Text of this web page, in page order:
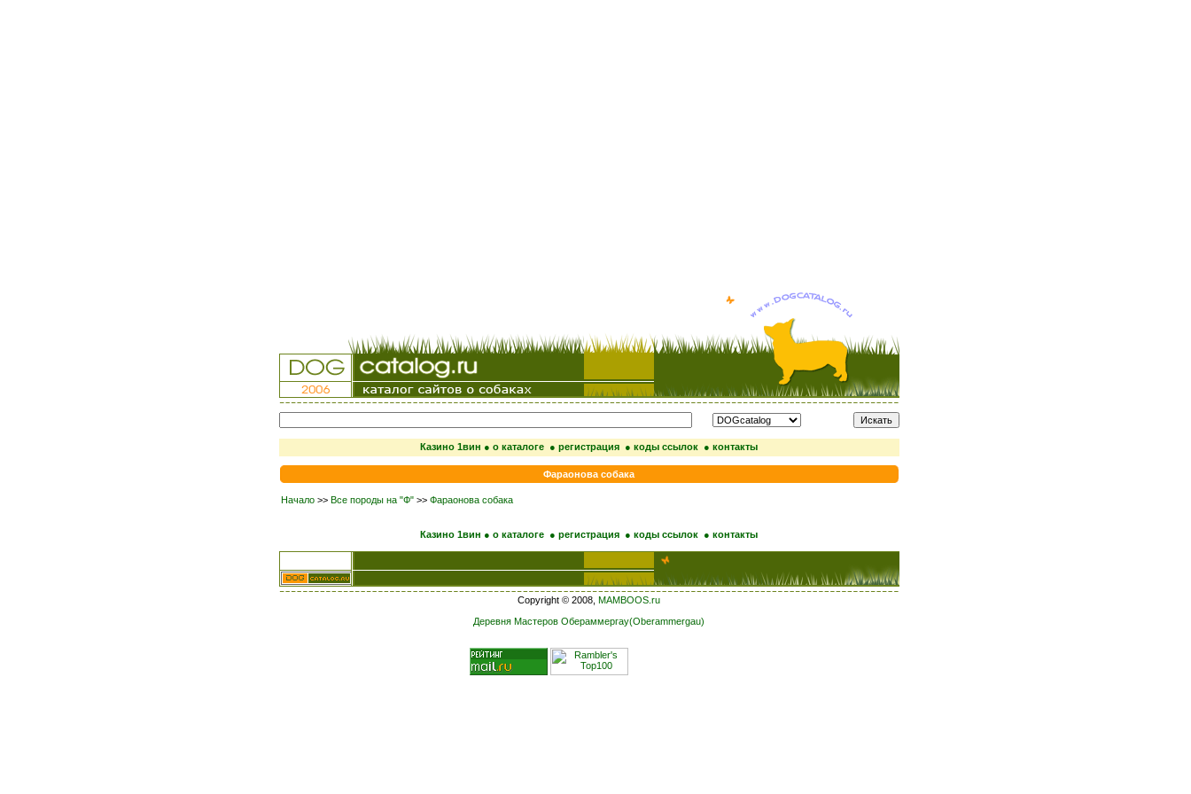
Казино 1вин ● о каталоге ● регистрация ● коды ссылок ● контакты
Фараонова собака
Начало>> Все породы на "Ф">> Фараонова собака
Казино 1вин ● о каталоге ● регистрация ● коды ссылок ● контакты
Copyright © 2008, MAMBOOS.ru
Деревня Мастеров Обераммергау(Oberammergau)